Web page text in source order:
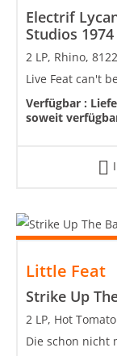
Electrif
Studios 1974
2 LP, Rhino,
Live Feat can't
Verfügbar :
soweit
Little Feat
Strike Up
2 LP, Hot
Die schon nicht